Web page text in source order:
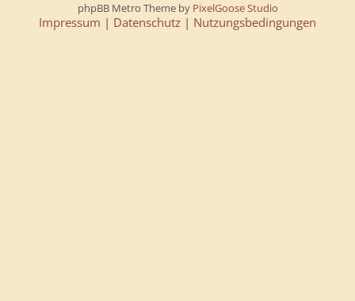
phpBB Metro Theme by PixelGoose Studio
Impressum | Datenschutz | Nutzungsbedingungen